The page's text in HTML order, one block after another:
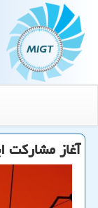
آغاز مشاركت